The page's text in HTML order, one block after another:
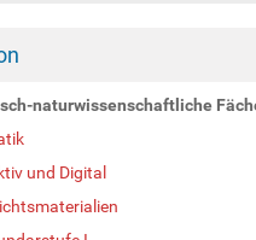
naturwissenschaftliche
und Digital